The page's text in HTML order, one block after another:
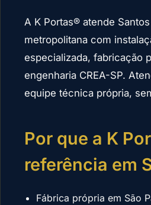
A K Portas® atende
metropolitana com
especializada, fabricação
engenharia CREA-SP.
equipe técnica própria,
Por que a K
referência em
Fábrica própria em São